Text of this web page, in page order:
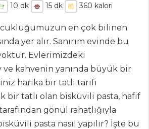
10 dk 15 dk 360 kalori
en çok bilinen
yer alır. Sanırım evinde bu
Evlerimizdeki
ve kahvenin yanında büyük bir
harika bir tatlı tarifi
bir tatlı olan bisküvili pasta, hafif
gönül rahatlığıyla
pasta nasıl yapılır? İşte bu